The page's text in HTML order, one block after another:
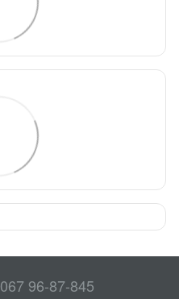
067 96-87-845